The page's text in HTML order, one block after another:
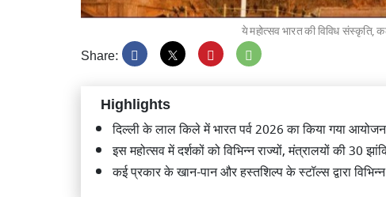
ये महोत्सव भारत की विविध संस्कृति,
Share:
Highlights
दिल्ली के लाल किले में भारत पर्व 2026 का किया गया
इस महोत्सव में दर्शकों को विभिन्न राज्यों, मंत्रालयों की 30
कई प्रकार के खान-पान और हस्तशिल्प के स्टॉल्स द्वारा
से पहले राजघाट